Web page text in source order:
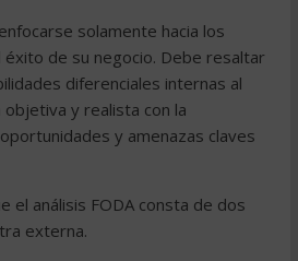
solamente hacia los
de su negocio. Debe resaltar
diferenciales internas al
y realista con la
y amenazas claves
el análisis FODA consta de dos
externa.